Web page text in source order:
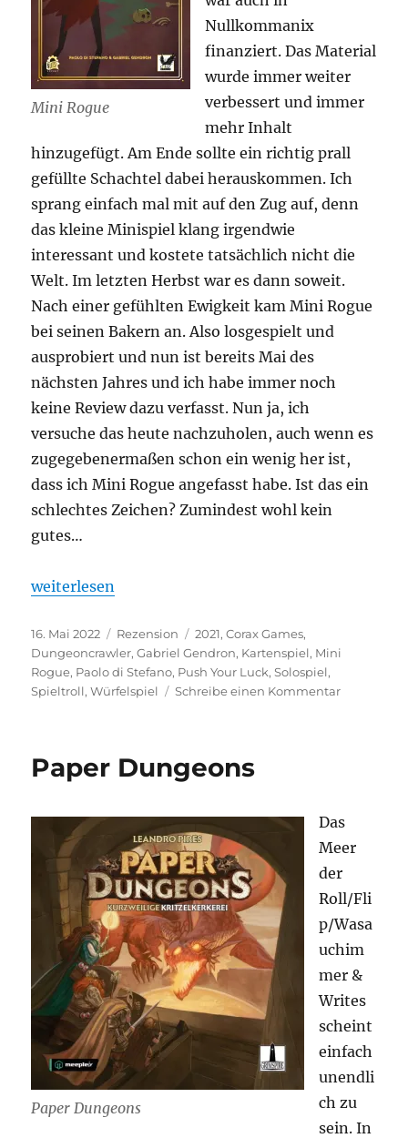
Mini Rogue
Nullkommanix
finanziert. Das Material
wurde immer weiter
verbessert und immer
mehr Inhalt
hinzugefügt. Am Ende sollte ein richtig prall
gefüllte Schachtel dabei herauskommen. Ich
sprang einfach mal mit auf den Zug auf, denn
das kleine Minispiel klang irgendwie
interessant und kostete tatsächlich nicht die
Welt. Im letzten Herbst war es dann soweit.
Nach einer gefühlten Ewigkeit kam Mini Rogue
bei seinen Bakern an. Also losgespielt und
ausprobiert und nun ist bereits Mai des
nächsten Jahres und ich habe immer noch
keine Review dazu verfasst. Nun ja, ich
versuche das heute nachzuholen, auch wenn es
zugegebenermaßen schon ein wenig her ist,
dass ich Mini Rogue angefasst habe. Ist das ein
schlechtes Zeichen? Zumindest wohl kein
gutes…
„Mini Rogue“
weiterlesen
Veröffentlicht
am
16. Mai 2022 Kategorien
Rezension Schlagwörter
2021,Corax Games,
Dungeoncrawler,Gabriel Gendron, Kartenspiel, Mini
Rogue, Paolo di Stefano, Push Your Luck,Solospiel,
Spieltroll,Würfelspiel Schreibe einen Kommentarzu
Paper Dungeons
Paper Dungeons
Das
Meer
der
Roll/Fli
p/Wasa
uchim
mer &
Writes
scheint
einfach
unendli
ch zu
sein. In